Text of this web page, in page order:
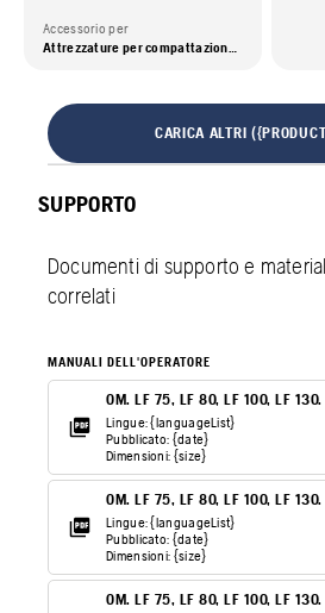
Accessorio per
Attrezzature per compattazione, Piastre compattatrici frontemarcia
CARICA ALTRI
SUPPORTO
Documenti di supporto e
correlati
MANUALI DELL'OPERATORE
OM. LF 75, LF 80, LF 100, LF
Lingue: {languageList}
Pubblicato: {date}
Dimensioni: {size}
OM. LF 75, LF 80, LF 100, LF
Lingue: {languageList}
Pubblicato: {date}
Dimensioni: {size}
OM. LF 75, LF 80, LF 100, LF